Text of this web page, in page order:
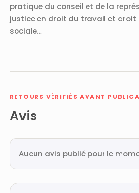
pratique du conseil et de la
justice en droit du travail et droit
sociale…
RETOURS VÉRIFIÉS AVANT
Avis
Aucun avis publié pour le